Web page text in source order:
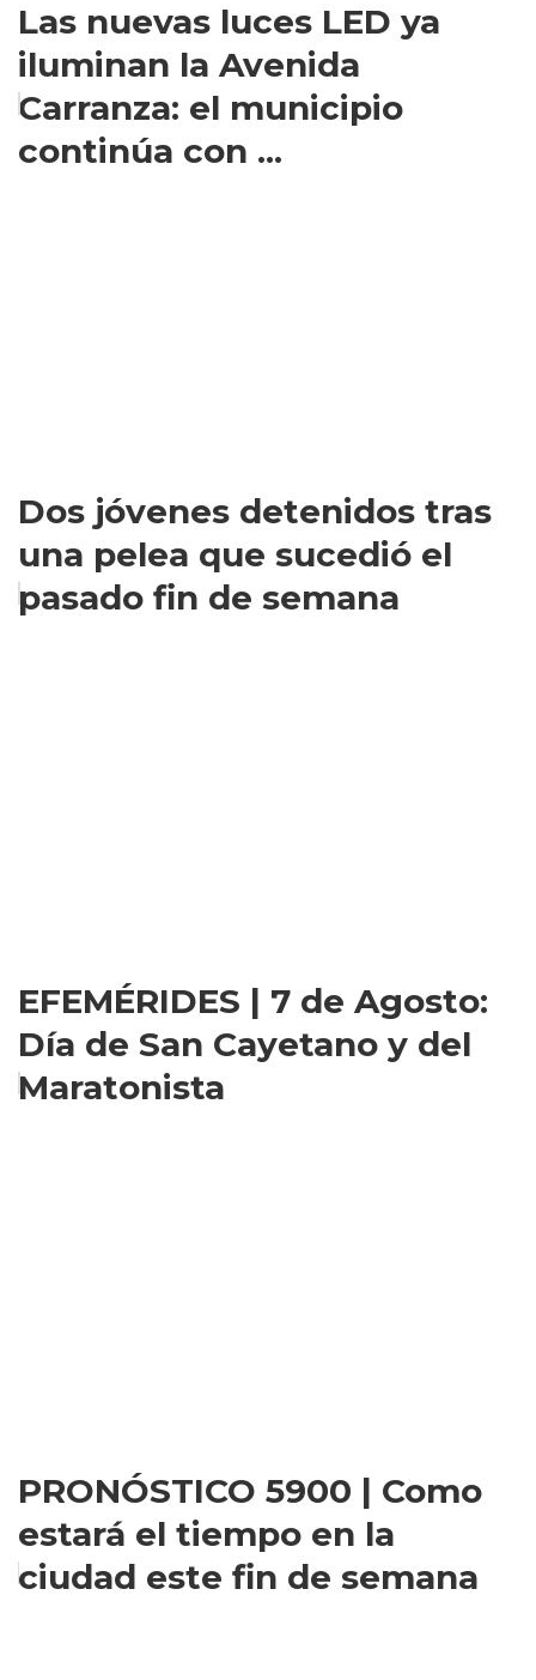
Las nuevas luces LED ya
iluminan la Avenida
Carranza: el municipio
continúa con ...
Dos jóvenes detenidos tras
una pelea que sucedió el
pasado fin de semana
EFEMÉRIDES | 7 de Agosto:
Día de San Cayetano y del
Maratonista
PRONÓSTICO 5900 | Como
estará el tiempo en la
ciudad este fin de semana